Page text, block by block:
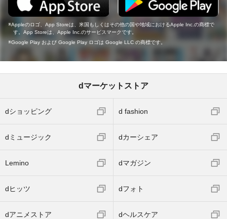
Appleのロゴ、App Storeは、米国もしくはその他の国や地域におけるApple Inc.の商標で
す。App Storeは、Apple Inc.のサービスマークです。
Google Play および Google Play ロゴは Google LLC の商標です。
dマーケットストア
dショッピング d fashion
dミュージック dカーシェア
Lemino dマガジン
dヒッツ dフォト
dアニメストア dヘルスケア